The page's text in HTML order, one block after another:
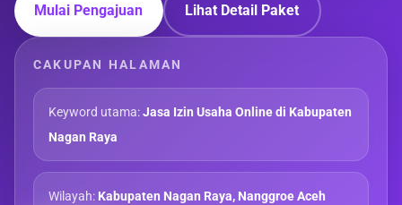
Mulai Pengajuan Lihat Detail Paket
CAKUPAN HALAMAN
Keyword utama:Jasa Izin Usaha Online di Kabupaten
Nagan Raya
Wilayah: Kabupaten Nagan Raya, Nanggroe Aceh